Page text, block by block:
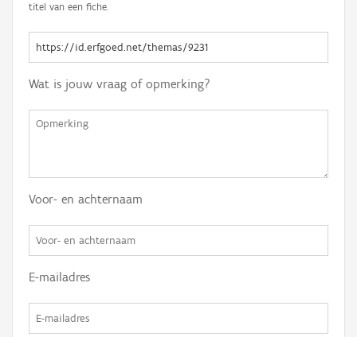
titel van een fiche.
Wat is jouw vraag of opmerking?
Voor- en achternaam
E-mailadres